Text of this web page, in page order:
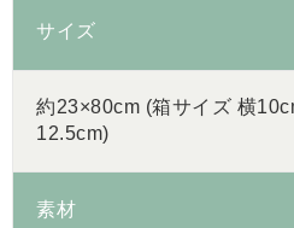
サイズ
約23×80cm (箱サイズ 横
12.5cm)
素材